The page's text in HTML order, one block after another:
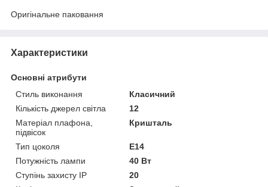
Оригінальне паковання
Характеристики
Основні атрибути
Стиль виконання
Класичний
Кількість джерел світла
12
Матеріал плафона,
підвісок
Кришталь
Тип цоколя
E14
Потужність лампи
40 Вт
Ступінь захисту IP
20